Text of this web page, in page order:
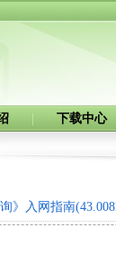
下载中心
》入网指南